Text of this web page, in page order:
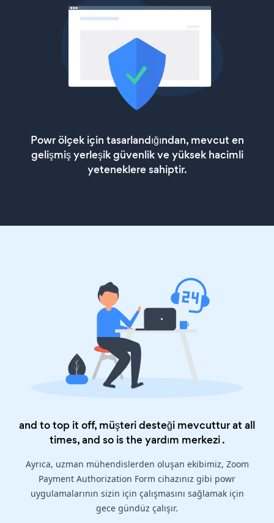
Powr ölçek için tasarlandığından, mevcut en
gelişmiş yerleşik güvenlik ve yüksek hacimli
yeteneklere sahiptir.
and to top it off, müşteri desteği mevcuttur at all
times, and so is theyardım merkezi.
Ayrıca, uzman mühendislerden oluşan ekibimiz, Zoom
Payment Authorization Form cihazınız gibi powr
uygulamalarının sizin için çalışmasını sağlamak için
gece gündüz çalışır.